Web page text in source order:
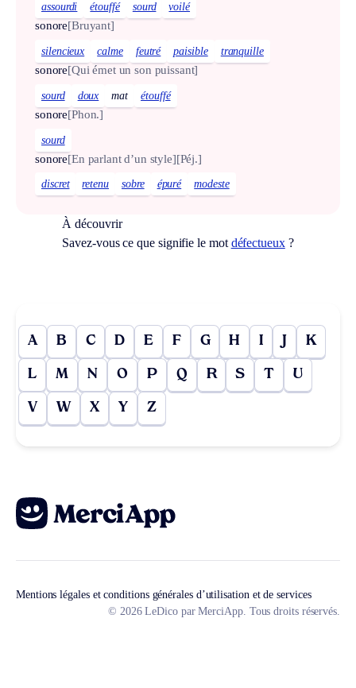
assourdi étouffé sourd voilé
sonore[Bruyant]
silencieux calme feutré paisible tranquille
sonore[Qui émet un son puissant]
sourd doux mat étouffé
sonore[Phon.]
sourd
sonore[En parlant d’un style][Péj.]
discret retenu sobre épuré modeste
À découvrir
Savez-vous ce que signifie le mot défectueux?
A B C D E F G H I J K
L M N O P Q R S T U
V W X Y Z
Mentions légales et conditions générales d’utilisation et de services
© 2026 LeDico par MerciApp. Tous droits réservés.